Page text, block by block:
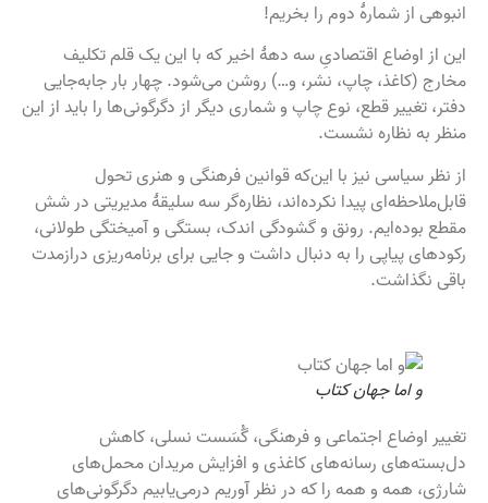
انبوهی از شمارۀ دوم را بخریم!
این از اوضاع اقتصادیِ سه دههٔ اخیر که با این یک قلم تکلیف
مخارج (کاغذ، چاپ، نشر، و…) روشن می‌شود. چهار بار جابه‌جایی
دفتر، تغییر قطع، نوع چاپ و شماری دیگر از دگرگونی‌ها را باید از این
منظر به نظاره نشست.
از نظر سیاسی نیز با این‌که قوانین فرهنگی و هنری تحول
قابل‌ملاحظه‌ای پیدا نکرده‌اند، نظاره‌گر سه سلیقهٔ مدیریتی در شش
مقطع بوده‌ایم. رونق و گشودگی اندک، بستگی و آمیختگی طولانی،
رکودهای پیاپی را به دنبال داشت و جایی برای برنامه‌ریزی درازمدت
باقی نگذاشت.
و اما جهان کتاب
تغییر اوضاع اجتماعی و فرهنگی، گُسَست نسلی، کاهش
دل‌بسته‌های رسانه‌های کاغذی و افزایش مریدان محمل‌های
شارژی، همه و همه را که در نظر آوریم درمی‌یابیم دگرگونی‌های